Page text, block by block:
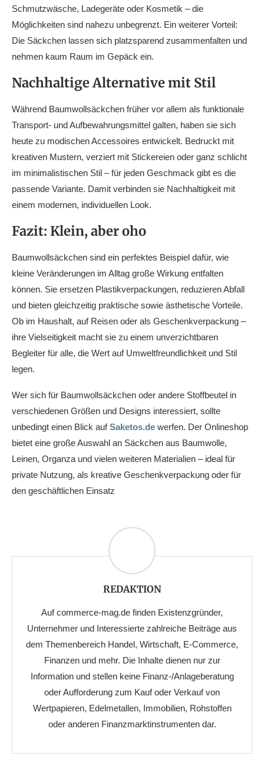
Schmutzwäsche, Ladegeräte oder Kosmetik – die
Möglichkeiten sind nahezu unbegrenzt. Ein weiterer Vorteil:
Die Säckchen lassen sich platzsparend zusammenfalten und
nehmen kaum Raum im Gepäck ein.
Nachhaltige Alternative mit Stil
Während Baumwollsäckchen früher vor allem als funktionale
Transport- und Aufbewahrungsmittel galten, haben sie sich
heute zu modischen Accessoires entwickelt. Bedruckt mit
kreativen Mustern, verziert mit Stickereien oder ganz schlicht
im minimalistischen Stil – für jeden Geschmack gibt es die
passende Variante. Damit verbinden sie Nachhaltigkeit mit
einem modernen, individuellen Look.
Fazit: Klein, aber oho
Baumwollsäckchen sind ein perfektes Beispiel dafür, wie
kleine Veränderungen im Alltag große Wirkung entfalten
können. Sie ersetzen Plastikverpackungen, reduzieren Abfall
und bieten gleichzeitig praktische sowie ästhetische Vorteile.
Ob im Haushalt, auf Reisen oder als Geschenkverpackung –
ihre Vielseitigkeit macht sie zu einem unverzichtbaren
Begleiter für alle, die Wert auf Umweltfreundlichkeit und Stil
legen.
Wer sich für Baumwollsäckchen oder andere Stoffbeutel in
verschiedenen Größen und Designs interessiert, sollte
unbedingt einen Blick aufSaketos.de werfen. Der Onlineshop
bietet eine große Auswahl an Säckchen aus Baumwolle,
Leinen, Organza und vielen weiteren Materialien – ideal für
private Nutzung, als kreative Geschenkverpackung oder für
den geschäftlichen Einsatz
REDAKTION
Auf commerce-mag.de finden Existenzgründer,
Unternehmer und Interessierte zahlreiche Beiträge aus
dem Themenbereich Handel, Wirtschaft, E-Commerce,
Finanzen und mehr. Die Inhalte dienen nur zur
Information und stellen keine Finanz-/Anlageberatung
oder Aufforderung zum Kauf oder Verkauf von
Wertpapieren, Edelmetallen, Immobilien, Rohstoffen
oder anderen Finanzmarktinstrumenten dar.